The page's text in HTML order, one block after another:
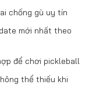
chống gù uy tín
mới nhất theo
để chơi pickleball
thể thiếu khi